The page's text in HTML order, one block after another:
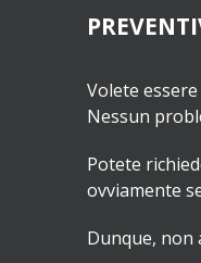
Volete
Nessun
Potete
ovviamente
Dunque, non